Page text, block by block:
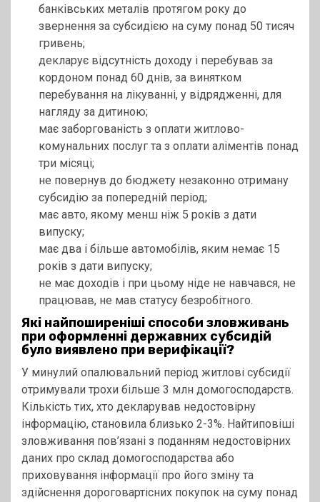
банківських металів протягом року до
звернення за субсидією на суму понад 50 тисяч
гривень;
декларує відсутність доходу і перебував за
кордоном понад 60 днів, за винятком
перебування на лікуванні, у відрядженні, для
нагляду за дитиною;
має заборгованість з оплати житлово-
комунальних послуг та з оплати аліментів понад
три місяці;
не повернув до бюджету незаконно отриману
субсидію за попередній період;
має авто, якому менш ніж 5 років з дати
випуску;
має два і більше автомобілів, яким немає 15
років з дати випуску;
не має доходів і при цьому ніде не навчався, не
працював, не мав статусу безробітного.
Які найпоширеніші способи зловживань
при оформленні державних субсидій
було виявлено при верифікації?
У минулий опалювальний період житлові субсидії
отримували трохи більше 3 млн домогосподарств.
Кількість тих, хто декларував недостовірну
інформацію, становила близько 2-3%. Найтиповіші
зловживання пов’язані з поданням недостовірних
даних про склад домогосподарства або
приховування інформації про його зміну та
здійснення дороговартісних покупок на суму понад